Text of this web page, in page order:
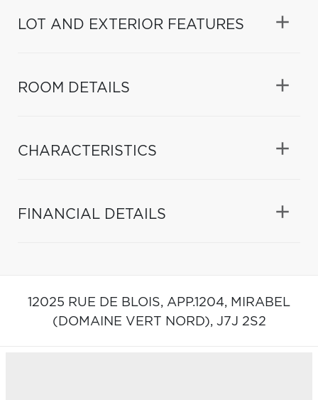
LOT AND EXTERIOR FEATURES
ROOM DETAILS
CHARACTERISTICS
FINANCIAL DETAILS
12025 RUE DE BLOIS, APP.1204, MIRABEL
(DOMAINE VERT NORD), J7J 2S2